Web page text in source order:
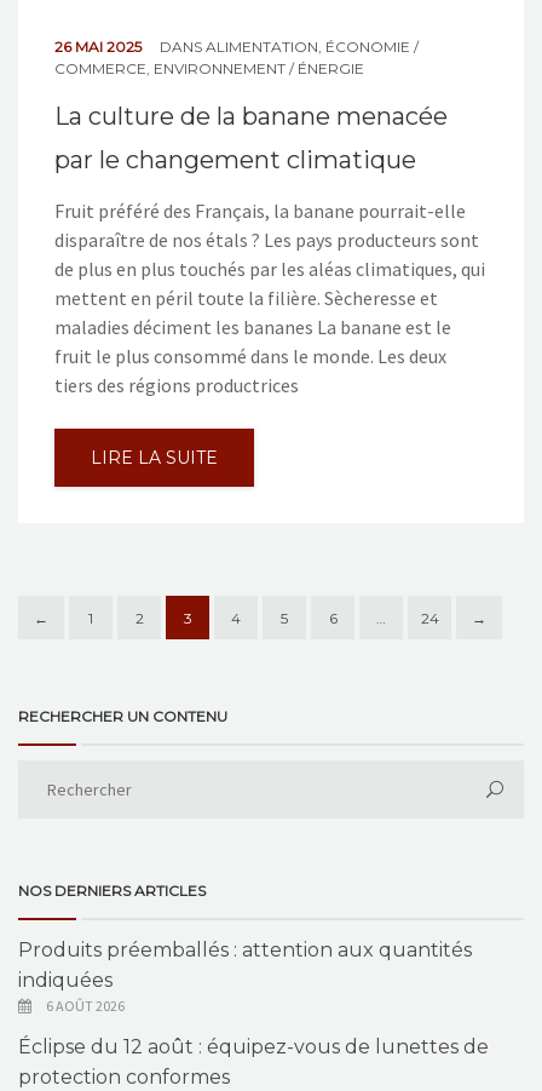
26 MAI 2025 DANS ALIMENTATION ÉCONOMIE /
COMMERCE ENVIRONNEMENT / ÉNERGIE
La culture de la banane menacée
par le changement climatique
Fruit préféré des Français, la banane pourrait-elle
disparaître de nos étals ? Les pays producteurs sont
de plus en plus touchés par les aléas climatiques, qui
mettent en péril toute la filière. Sècheresse et
maladies déciment les bananes La banane est le
fruit le plus consommé dans le monde. Les deux
tiers des régions productrices
LIRE LA SUITE
← 1 2 3 4 5 6 24 →
RECHERCHER UN CONTENU
NOS DERNIERS ARTICLES
Produits préemballés : attention aux quantités
indiquées
6 AOÛT 2026
Éclipse du 12 août : équipez-vous de lunettes de
protection conformes